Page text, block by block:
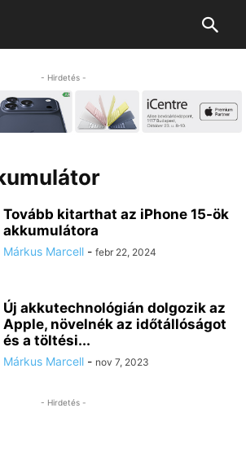
- Hirdetés -
Tovább kitarthat az iPhone 15-ök
akkumulátora
Márkus Marcell - febr 22, 2024
Új akkutechnológián dolgozik az
Apple, növelnék az időtállóságot
és a töltési...
Márkus Marcell - nov 7, 2023
- Hirdetés -